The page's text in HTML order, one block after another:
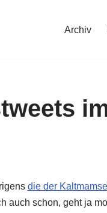
Archiv
die der Kaltmamsell
auch schon, geht ja